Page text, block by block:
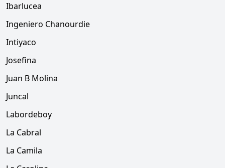
Ibarlucea
Ingeniero Chanourdie
Intiyaco
Josefina
Juan B Molina
Juncal
Labordeboy
La Cabral
La Camila